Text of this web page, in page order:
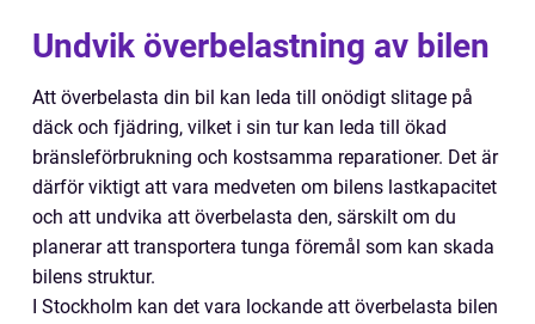
Undvik överbelastning av bilen
Att överbelasta din bil kan leda till onödigt slitage på
däck och fjädring, vilket i sin tur kan leda till ökad
bränsleförbrukning och kostsamma reparationer. Det är
därför viktigt att vara medveten om bilens lastkapacitet
och att undvika att överbelasta den, särskilt om du
planerar att transportera tunga föremål som kan skada
bilens struktur.
I Stockholm kan det vara lockande att överbelasta bilen